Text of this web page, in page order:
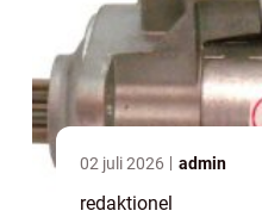
02 juli 2026 admin
redaktionel